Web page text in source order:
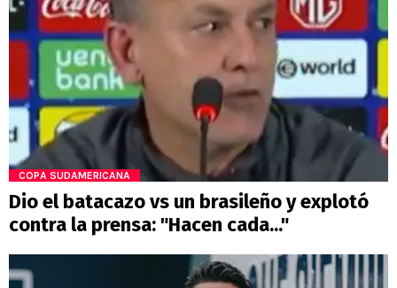
COPA SUDAMERICANA
Dio el batacazo vs un brasileño y explotó
contra la prensa: "Hacen cada..."